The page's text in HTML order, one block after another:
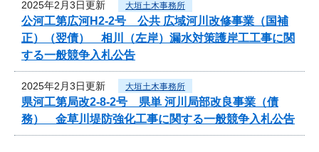
2025年2月3日更新 大垣土木事務所
公河工第広河H2-2号 公共 広域河川改修事業（国補
正）（翌債） 相川（左岸）漏水対策護岸工工事に関
する一般競争入札公告
2025年2月3日更新 大垣土木事務所
県河工第局改2-8-2号 県単 河川局部改良事業（債
務） 金草川堤防強化工事に関する一般競争入札公告